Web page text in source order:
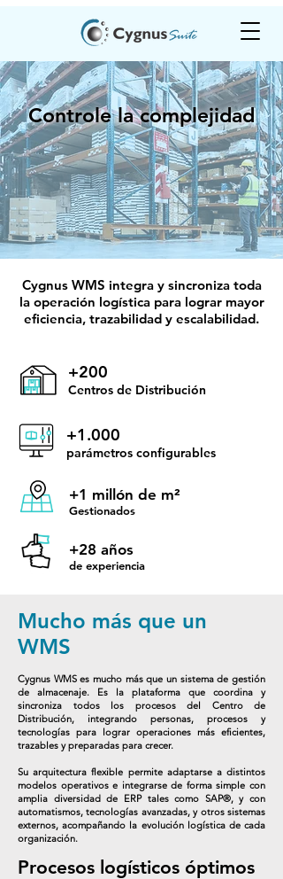
Controle la complejidad
Cygnus WMS integra y sincroniza toda
la operación logística para lograr mayor
eficiencia, trazabilidad y escalabilidad.
+200
Centros de Distribución
+1.000
parámetros configurables
+1 millón de m²
Gestionados
+28 años
de experiencia
Mucho más que un
WMS
Cygnus WMS es mucho más que un sistema de gestión
de almacenaje. Es la plataforma que coordina y
sincroniza todos los procesos del Centro de
Distribución, integrando personas, procesos y
tecnologías para lograr operaciones más eficientes,
trazables y preparadas para crecer.
Su arquitectura flexible permite adaptarse a distintos
modelos operativos e integrarse de forma simple con
amplia diversidad de ERP tales como SAP®, y con
automatismos, tecnologías avanzadas, y otros sistemas
externos, acompañando la evolución logística de cada
organización.
Procesos logísticos óptimos